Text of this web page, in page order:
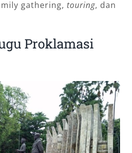
gathering, touring, dan
Proklamasi